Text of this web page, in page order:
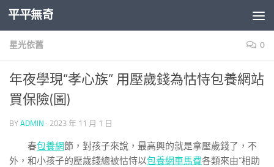
Skip to content
平平無奇
星光依舊 0
年夜學現“孝心族” 用壓歲錢為怙恃包養網站
買保險(圖)
BY ADMIN · 2023 年 11 月 1 日
春包養網節，對孩子來說，最高興的就是拿壓歲錢了，不
外，和小孩子的壓歲錢總被怙恃以包養網車馬費各類來由“相助